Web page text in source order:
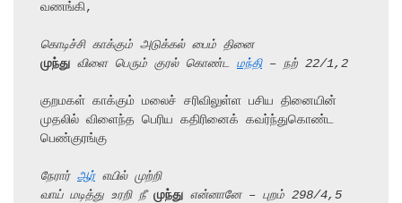
வணங்கி,
கொடிச்சி காக்கும் அடுக்கல் பைம் தினை
முந்து விளை பெரும் குரல் கொண்ட மந்தி – நற் 22/1,2
குறமகள் காக்கும் மலைச் சரிவிலுள்ள பசிய தினையின்
முதலில் விளைந்த பெரிய கதிரினைக் கவர்ந்துகொண்ட
பெண்குரங்கு
நேரார் ஆர் எயில் முற்றி
வாய் மடித்து உரறி நீ முந்து என்னானே – புறம் 298/4,5